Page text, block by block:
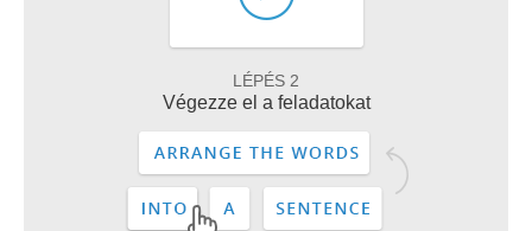
LÉPÉS 2
Végezze el a feladatokat